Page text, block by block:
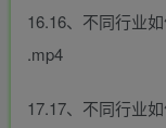
16.16、不同行业
.mp4
17.17、不同行业